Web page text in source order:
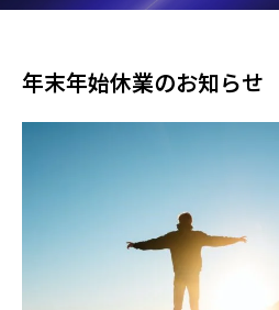
年末年始休業のお知らせ